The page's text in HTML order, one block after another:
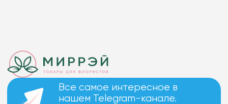
Все самое интересное в
нашем Telegram-канале.